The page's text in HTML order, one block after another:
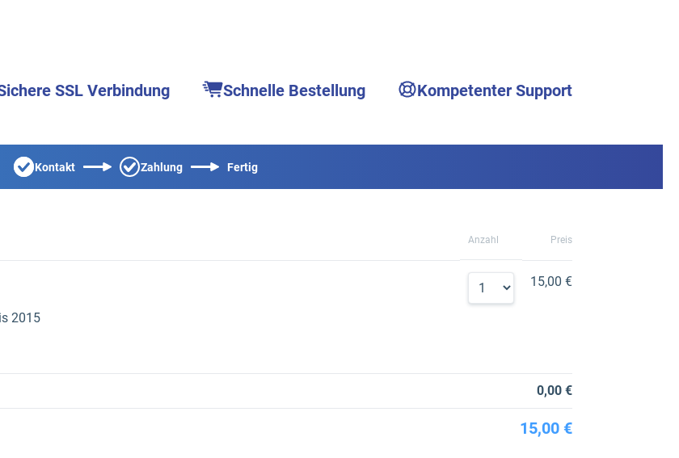
SSL Verbindung Schnelle Bestellung Kompetenter Support
Kontakt Zahlung Fertig
Anzahl Preis
2015
15,00 €
0,00 €
15,00 €